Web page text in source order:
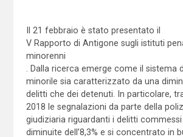
Il 21 febbraio è stato presentato il
V Rapporto di Antigone sugli istituti
minorenni
. Dalla ricerca emerge come il sistema
minorile sia caratterizzato da una
delitti che dei detenuti. In particolare,
2018 le segnalazioni da parte della
giudiziaria riguardanti i delitti
diminuite dell’8,3% e si concentrato in